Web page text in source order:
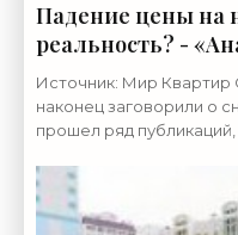
Падение цены на
реальность? -
Источник: Мир Квартир
наконец заговорили о
прошел ряд